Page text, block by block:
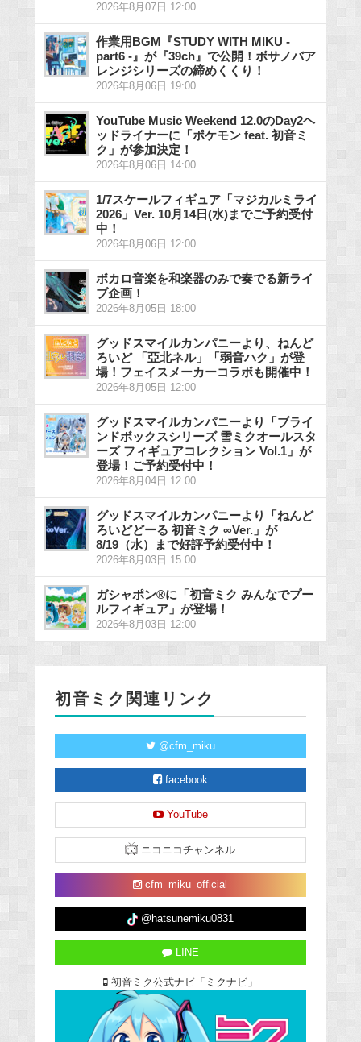
2026年8月07日 12:00
作業用BGM『STUDY WITH MIKU -
part6 -』が『39ch』で公開！ボサノバア
レンジシリーズの締めくくり！
2026年8月06日 19:00
YouTube Music Weekend 12.0のDay2ヘ
ッドライナーに「ポケモン feat. 初音ミ
ク」が参加決定！
2026年8月06日 14:00
1/7スケールフィギュア「マジカルミライ
2026」Ver. 10月14日(水)までご予約受付
中！
2026年8月06日 12:00
ボカロ音楽を和楽器のみで奏でる新ライ
ブ企画！
2026年8月05日 18:00
グッドスマイルカンパニーより、ねんど
ろいど 「亞北ネル」「弱音ハク」が登
場！フェイスメーカーコラボも開催中！
2026年8月05日 12:00
グッドスマイルカンパニーより「ブライ
ンドボックスシリーズ 雪ミクオールスタ
ーズ フィギュアコレクション Vol.1」が
登場！ご予約受付中！
2026年8月04日 12:00
グッドスマイルカンパニーより「ねんど
ろいどどーる 初音ミク ∞Ver.」が
8/19（水）まで好評予約受付中！
2026年8月03日 15:00
ガシャポン®に「初音ミク みんなでプー
ルフィギュア」が登場！
2026年8月03日 12:00
初音ミク関連リンク
@cfm_miku
facebook
YouTube
ニコニコチャンネル
cfm_miku_official
@hatsunemiku0831
LINE
初音ミク公式ナビ「ミクナビ」